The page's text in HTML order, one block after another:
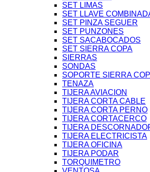
SET LIMAS
SET LLAVE
SET PINZA SEGUER
SET PUNZONES
SET SACABOCADOS
SET SIERRA COPA
SIERRAS
SONDAS
SOPORTE SIERRA
TENAZA
TIJERA AVIACION
TIJERA CORTA CABLE
TIJERA CORTA PERNO
TIJERA CORTACERCO
TIJERA
TIJERA ELECTRICISTA
TIJERA OFICINA
TIJERA PODAR
TORQUIMETRO